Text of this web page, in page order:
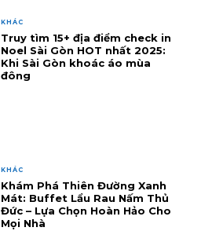
KHÁC
Truy tìm 15+ địa điểm check in
Noel Sài Gòn HOT nhất 2025:
Khi Sài Gòn khoác áo mùa
đông
KHÁC
Khám Phá Thiên Đường Xanh
Mát: Buffet Lẩu Rau Nấm Thủ
Đức – Lựa Chọn Hoàn Hảo Cho
Mọi Nhà